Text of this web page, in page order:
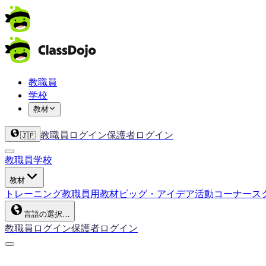
教職員
学校
教材
🇯🇵 教職員ログイン保護者ログイン
教職員学校
教材
トレーニング教職員用教材ビッグ・アイデア活動コーナース
言語の選択…
教職員ログイン保護者ログイン